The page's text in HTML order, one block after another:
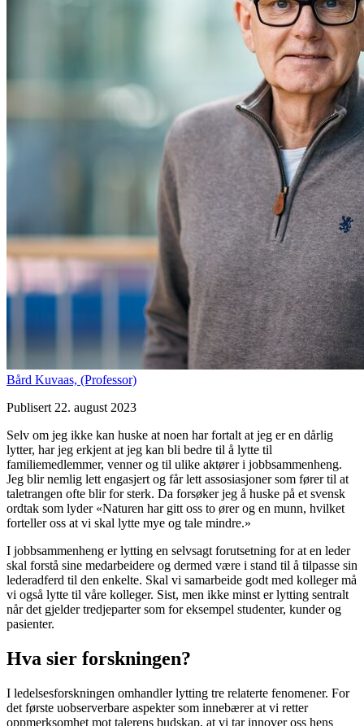
Bård Kuvaas, (Professor)
Publisert 22. august 2023
Selv om jeg ikke kan huske at noen har fortalt at jeg er en dårlig
lytter, har jeg erkjent at jeg kan bli bedre til å lytte til
familiemedlemmer, venner og til ulike aktører i jobbsammenheng.
Jeg blir nemlig lett engasjert og får lett assosiasjoner som fører til at
taletrangen ofte blir for sterk. Da forsøker jeg å huske på et svensk
ordtak som lyder «Naturen har gitt oss to ører og en munn, hvilket
forteller oss at vi skal lytte mye og tale mindre.»
I jobbsammenheng er lytting en selvsagt forutsetning for at en leder
skal forstå sine medarbeidere og dermed være i stand til å tilpasse sin
lederadferd til den enkelte. Skal vi samarbeide godt med kolleger må
vi også lytte til våre kolleger. Sist, men ikke minst er lytting sentralt
når det gjelder tredjeparter som for eksempel studenter, kunder og
pasienter.
Hva sier forskningen?
I ledelsesforskningen omhandler lytting tre relaterte fenomener. For
det første uobserverbare aspekter som innebærer at vi retter
oppmerksomhet mot talerens budskap, at vi tar innover oss hens